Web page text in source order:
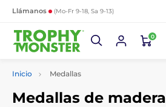
Llámanos (Mo-Fr 9-18, Sa 9-13)
0
Inicio Medallas
Medallas de madera